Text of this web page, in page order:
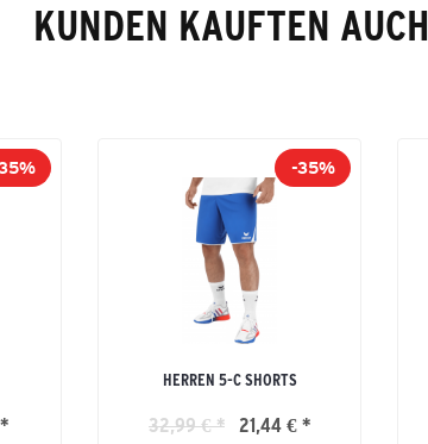
KUNDEN KAUFTEN AUCH
-35%
HERREN 5-C SHORTS
32,99 € * 21,44 € *